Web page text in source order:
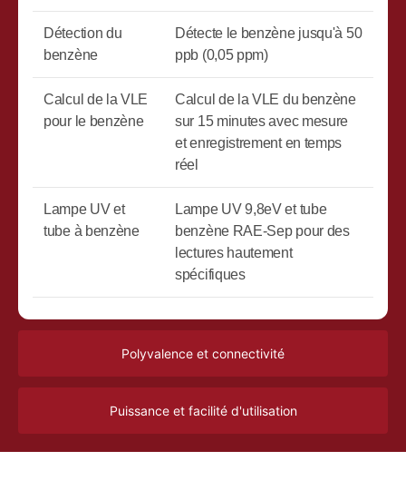
Polyvalence et connectivité
Puissance et facilité d'utilisation
Détection du
benzène
Détecte le benzène jusqu'à 50
ppb (0,05 ppm)
Calcul de la VLE
pour le benzène
Calcul de la VLE du benzène
sur 15 minutes avec mesure
et enregistrement en temps
réel
Lampe UV et
tube à benzène
Lampe UV 9,8eV et tube
benzène RAE-Sep pour des
lectures hautement
spécifiques